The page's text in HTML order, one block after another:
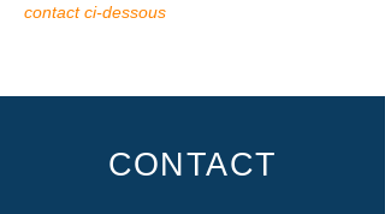
contact ci-dessous
CONTACT